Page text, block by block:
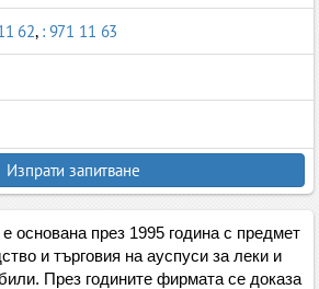
62, : 971 11 63
Изпрати запитване
през 1995 година с предмет
и търговия на ауспуси за леки и
През годините фирмата се доказа